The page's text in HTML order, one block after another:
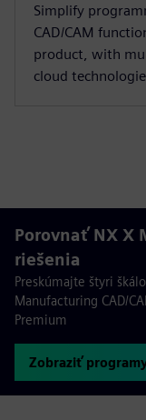
Simplify
CAD/CAM
product, with
cloud
Porovnať NX X
riešenia
Preskúmajte štyri
Manufacturing CAD/
Premium
Zobraziť